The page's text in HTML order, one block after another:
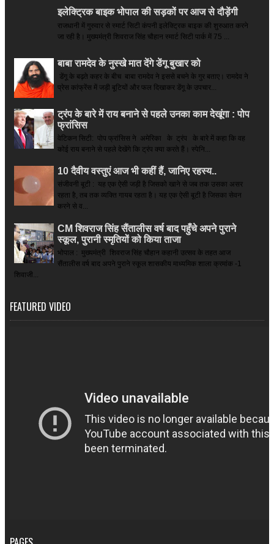
इलेक्ट्रिक बाइक भोपाल की सड़कों पर आज से दौड़ेंगी
राजधानी में गुरुवार से स्मार्ट सिटी कंपनी इलेक्ट्रिक बाइक की शुरुआत करने
जा रही है। मुख्यमंत्री शिवराज सिंह चौहान स्मार्ट सिटी पार्क में 75 ...
बाबा रामदेव के नुस्खे मात देंगे डेंगू बुखार को
डेंगू के बढ़ते कहर के बीच बाबा रामदेव ने इससे बचने के गुर बताए। रामदेव ने
प्रेस कांफ्रेंस में जड़ी बूटियों और फल दिखाकर डेंगू के उपचार...
ट्रंप के बारे में राय बनाने से पहले उनका काम देखूंगा : पोप
फ्रांसिस
वेटिकन सिटी: पोप फ्रांसिस ने अमेरिका के ट्रंप के बारे में कहा कि वह
कोई राय बनाने से पहले देखेंगे कि ट्रंप क्या करते हैं। स्पेनि...
10 दैवीय वस्तुएं आज भी कहीं हैं, जानिए रहस्य..
संजीवनी बूटी : यह एक ऐसी जड़ी है जिसको खाने से जब तक उसका असर
रहता है, तब तक व्यक्ति गायब रहता है। यह एक ऐसी बूटी है जिसका सेवन
करने से व...
CM शिवराज सिंह सैंतालीस वर्ष बाद पहुँचे अपने पुराने
स्कूल, पुरानी स्मृतियों को किया ताजा
भोपाल : मुख्यमंत्री शिवराज सिंह चौहान कहानी उत्सव के तहत आज
सैंतालीस वर्ष बाद अपने पुराने स्कूल शासकीय माध्यमिक शाला क्रमांक -1
शिवाजी...
FEATURED VIDEO